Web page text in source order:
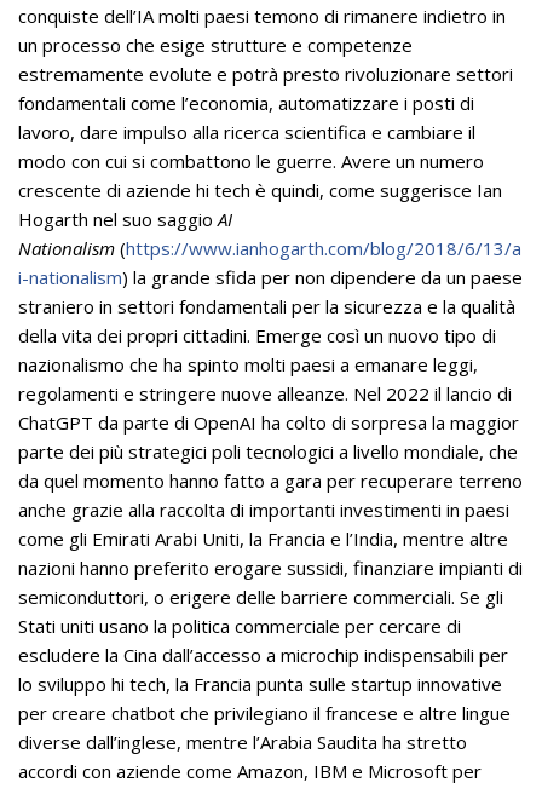
conquiste dell’IA molti paesi temono di rimanere indietro in
un processo che esige strutture e competenze
estremamente evolute e potrà presto rivoluzionare settori
fondamentali come l’economia, automatizzare i posti di
lavoro, dare impulso alla ricerca scientifica e cambiare il
modo con cui si combattono le guerre. Avere un numero
crescente di aziende hi tech è quindi, come suggerisce Ian
Hogarth nel suo saggio AI
Nationalism (https://www.ianhogarth.com/blog/2018/6/13/a
i-nationalism) la grande sfida per non dipendere da un paese
straniero in settori fondamentali per la sicurezza e la qualità
della vita dei propri cittadini. Emerge così un nuovo tipo di
nazionalismo che ha spinto molti paesi a emanare leggi,
regolamenti e stringere nuove alleanze. Nel 2022 il lancio di
ChatGPT da parte di OpenAI ha colto di sorpresa la maggior
parte dei più strategici poli tecnologici a livello mondiale, che
da quel momento hanno fatto a gara per recuperare terreno
anche grazie alla raccolta di importanti investimenti in paesi
come gli Emirati Arabi Uniti, la Francia e l’India, mentre altre
nazioni hanno preferito erogare sussidi, finanziare impianti di
semiconduttori, o erigere delle barriere commerciali. Se gli
Stati uniti usano la politica commerciale per cercare di
escludere la Cina dall’accesso a microchip indispensabili per
lo sviluppo hi tech, la Francia punta sulle startup innovative
per creare chatbot che privilegiano il francese e altre lingue
diverse dall’inglese, mentre l’Arabia Saudita ha stretto
accordi con aziende come Amazon, IBM e Microsoft per